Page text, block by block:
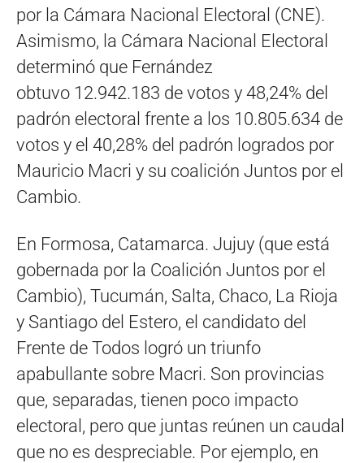
por la Cámara Nacional Electoral (CNE).
Asimismo, la Cámara Nacional Electoral
determinó que Fernández
obtuvo 12.942.183 de votos y 48,24% del
padrón electoral frente a los 10.805.634 de
votos y el 40,28% del padrón logrados por
Mauricio Macri y su coalición Juntos por el
Cambio.
En Formosa, Catamarca. Jujuy (que está
gobernada por la Coalición Juntos por el
Cambio), Tucumán, Salta, Chaco, La Rioja
y Santiago del Estero, el candidato del
Frente de Todos logró un triunfo
apabullante sobre Macri. Son provincias
que, separadas, tienen poco impacto
electoral, pero que juntas reúnen un caudal
que no es despreciable. Por ejemplo, en